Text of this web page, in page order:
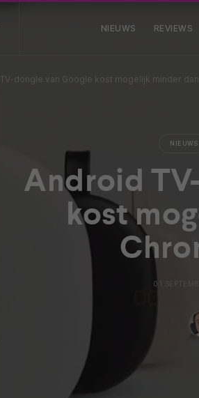
NIEUWS REVIEWS
dongle van Google kost mogelijk minder
NIEUWS
Android
kost
01